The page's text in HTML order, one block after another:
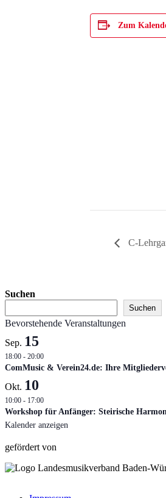
Zum
C-
Suchen
Suchen
Bevorstehende Veranstaltungen
Sep. 15
18:00 - 20:00
ComMusic & Verein24.de: Ihre
Okt. 10
10:00 - 17:00
Workshop für Anfänger: Steirische
Kalender anzeigen
gefördert von